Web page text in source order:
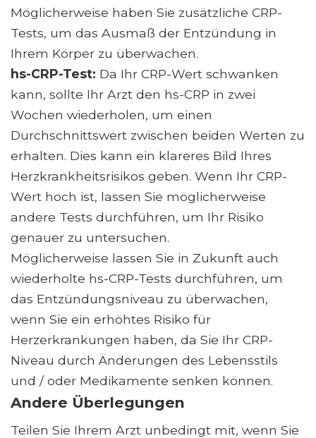
Möglicherweise haben Sie zusätzliche CRP-
Tests, um das Ausmaß der Entzündung in
Ihrem Körper zu überwachen.
hs-CRP-Test: Da Ihr CRP-Wert schwanken
kann, sollte Ihr Arzt den hs-CRP in zwei
Wochen wiederholen, um einen
Durchschnittswert zwischen beiden Werten zu
erhalten. Dies kann ein klareres Bild Ihres
Herzkrankheitsrisikos geben. Wenn Ihr CRP-
Wert hoch ist, lassen Sie möglicherweise
andere Tests durchführen, um Ihr Risiko
genauer zu untersuchen.
Möglicherweise lassen Sie in Zukunft auch
wiederholte hs-CRP-Tests durchführen, um
das Entzündungsniveau zu überwachen,
wenn Sie ein erhöhtes Risiko für
Herzerkrankungen haben, da Sie Ihr CRP-
Niveau durch Änderungen des Lebensstils
und / oder Medikamente senken können.
Andere Überlegungen
Teilen Sie Ihrem Arzt unbedingt mit, wenn Sie